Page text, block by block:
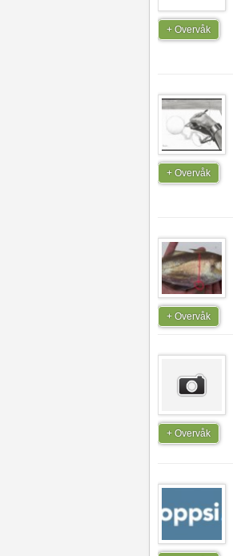
+ Overvåk
+ Overvåk
+ Overvåk
+ Overvåk